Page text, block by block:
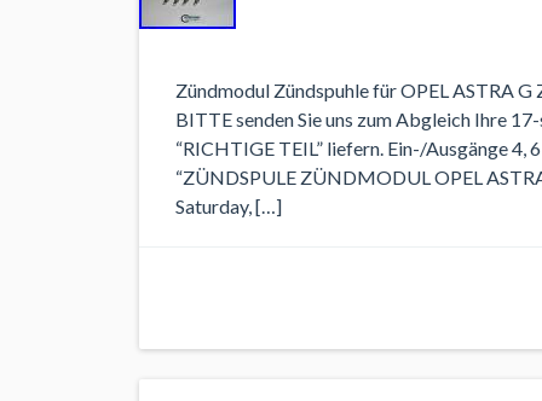
Zündmodul Zündspuhle für OPEL ASTRA
BITTE senden Sie uns zum Abgleich Ihre
“RICHTIGE TEIL” liefern. Ein-/Ausgänge
“ZÜNDSPULE ZÜNDMODUL OPEL
Saturday, […]